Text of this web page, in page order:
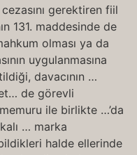
gerektiren fiil
131. maddesinde de
olması ya da
uygulanmasına
davacının …
de görevli
ile birlikte …’da
… marka
halde ellerinde